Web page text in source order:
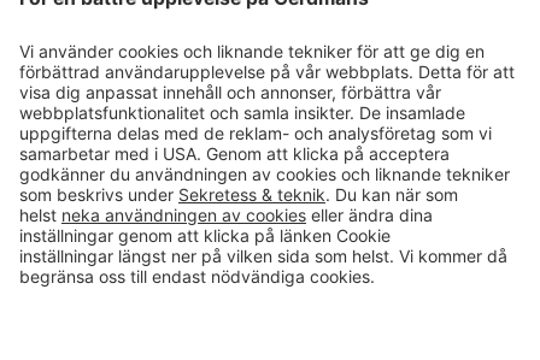
Läsvärt
Kontakt
info@gerdmans.se
0433-740 80
Kundservice öppettider
Vardagar 07.30-17.00